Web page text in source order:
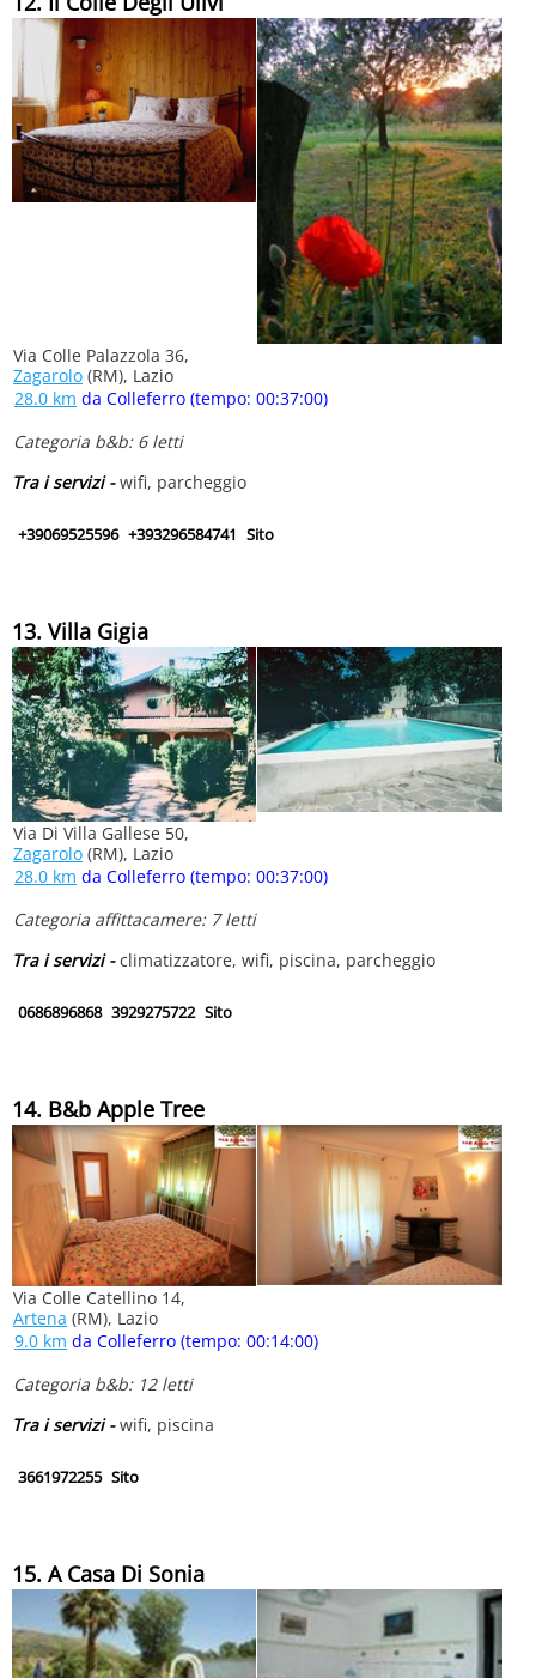
Via Colle Palazzola 36,
Zagarolo (RM), Lazio
28.0 km da Colleferro (tempo: 00:37:00)
Categoria b&b: 6 letti
Tra i servizi -wifi, parcheggio
+39069525596 +393296584741 Sito
13. Villa Gigia
Via Di Villa Gallese 50,
Zagarolo (RM), Lazio
28.0 km da Colleferro (tempo: 00:37:00)
Categoria affittacamere: 7 letti
Tra i servizi -climatizzatore, wifi, piscina, parcheggio
0686896868 3929275722 Sito
14. B&b Apple Tree
Via Colle Catellino 14,
Artena (RM), Lazio
9.0 km da Colleferro (tempo: 00:14:00)
Categoria b&b: 12 letti
Tra i servizi -wifi, piscina
3661972255 Sito
15. A Casa Di Sonia